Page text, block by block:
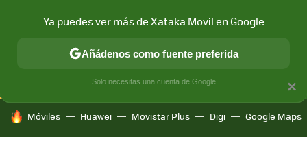
CONECTIVIDAD MÓVIL Y SOCIEDAD APLICACIONES
HOY SE HABLA DE
Móviles Huawei Movistar Plus Digi Google Maps
×
Ya puedes ver más de Xataka Movil en Google
Añádenos como fuente preferida
Solo necesitas una cuenta de Google